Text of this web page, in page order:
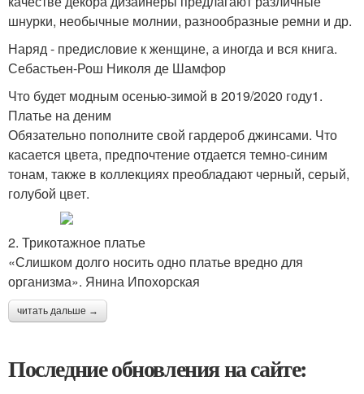
шнурки, необычные молнии, разнообразные ремни и др.
Наряд - предисловие к женщине, а иногда и вся книга.
Себастьен-Рош Николя де Шамфор
Что будет модным осенью-зимой в 2019/2020 году1.
Платье на деним
Обязательно пополните свой гардероб джинсами. Что
касается цвета, предпочтение отдается темно-синим
тонам, также в коллекциях преобладают черный, серый,
голубой цвет.
2. Трикотажное платье
«Слишком долго носить одно платье вредно для
организма». Янина Ипохорская
читать дальше →
Последние обновления на сайте: